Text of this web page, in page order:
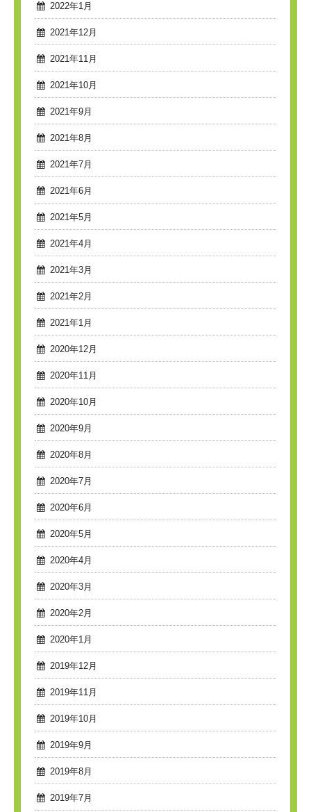
2022年1月
2021年12月
2021年11月
2021年10月
2021年9月
2021年8月
2021年7月
2021年6月
2021年5月
2021年4月
2021年3月
2021年2月
2021年1月
2020年12月
2020年11月
2020年10月
2020年9月
2020年8月
2020年7月
2020年6月
2020年5月
2020年4月
2020年3月
2020年2月
2020年1月
2019年12月
2019年11月
2019年10月
2019年9月
2019年8月
2019年7月